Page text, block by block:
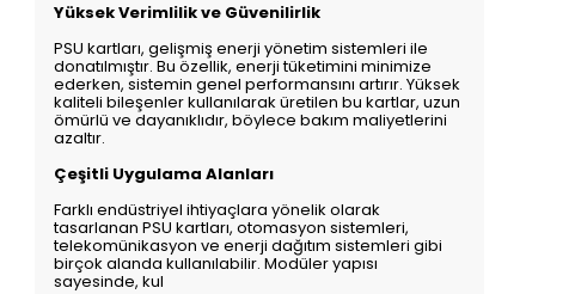
Yüksek Verimlilik ve Güvenilirlik
PSU kartları, gelişmiş enerji yönetim sistemleri ile
donatılmıştır. Bu özellik, enerji tüketimini minimize
ederken, sistemin genel performansını artırır. Yüksek
kaliteli bileşenler kullanılarak üretilen bu kartlar, uzun
ömürlü ve dayanıklıdır, böylece bakım maliyetlerini
azaltır.
Çeşitli Uygulama Alanları
Farklı endüstriyel ihtiyaçlara yönelik olarak
tasarlanan PSU kartları, otomasyon sistemleri,
telekomünikasyon ve enerji dağıtım sistemleri gibi
birçok alanda kullanılabilir. Modüler yapısı
sayesinde, kul